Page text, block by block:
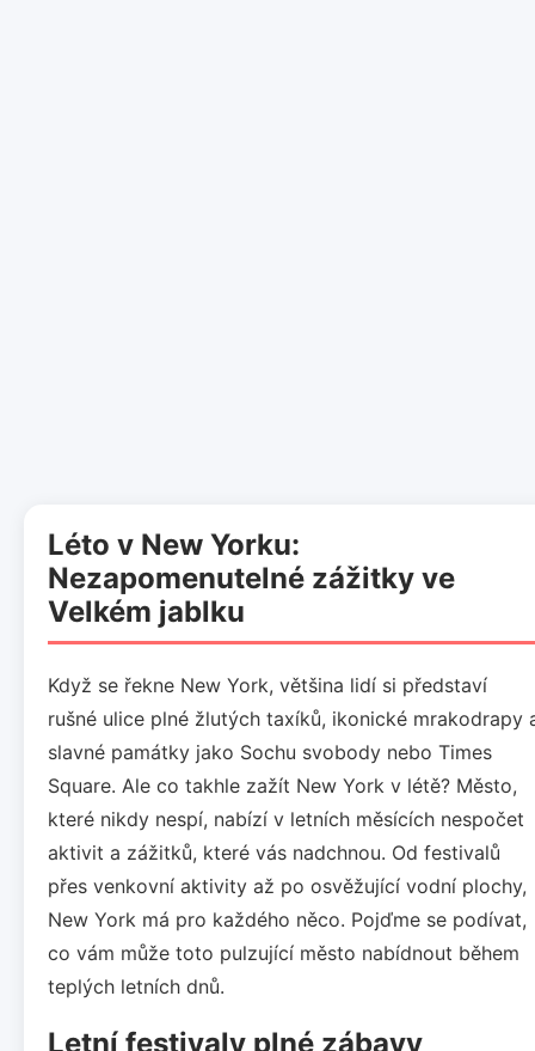
Léto v New Yorku:
Nezapomenutelné zážitky ve
Velkém jablku
Když se řekne New York, většina lidí si představí
rušné ulice plné žlutých taxíků, ikonické mrakodrapy
slavné památky jako Sochu svobody nebo Times
Square. Ale co takhle zažít New York v létě? Město,
které nikdy nespí, nabízí v letních měsících nespočet
aktivit a zážitků, které vás nadchnou. Od festivalů
přes venkovní aktivity až po osvěžující vodní plochy,
New York má pro každého něco. Pojďme se podívat,
co vám může toto pulzující město nabídnout během
teplých letních dnů.
Letní festivaly plné zábavy